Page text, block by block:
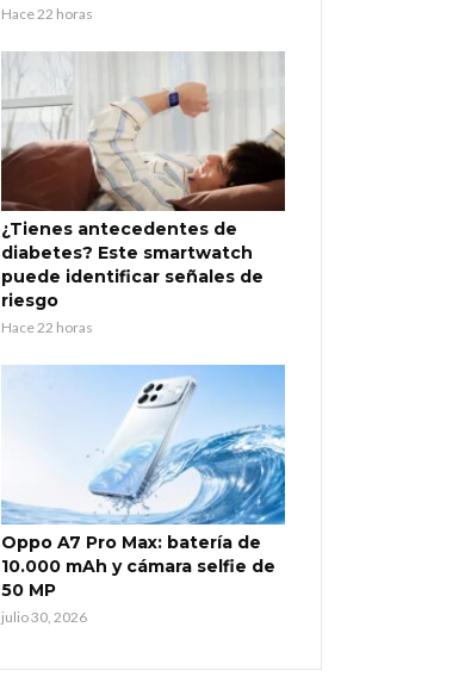
Hace 22 horas
¿Tienes antecedentes de
diabetes? Este smartwatch
puede identificar señales de
riesgo
Hace 22 horas
Oppo A7 Pro Max: batería de
10.000 mAh y cámara selfie de
50 MP
julio 30, 2026